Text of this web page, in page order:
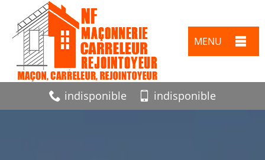
MENU
indisponible indisponible